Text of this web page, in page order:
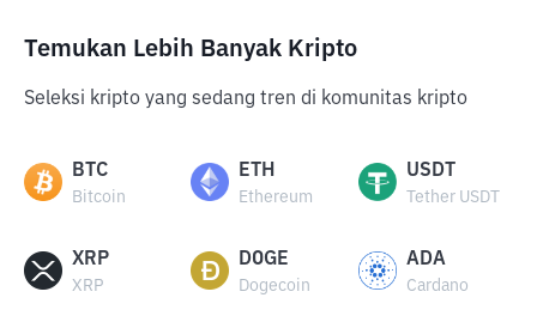
Temukan Lebih Banyak Kripto
Seleksi kripto yang sedang tren di komunitas kripto
BTC
Bitcoin
ETH
Ethereum
USDT
Tether USDT
XRP
XRP
DOGE
Dogecoin
ADA
Cardano